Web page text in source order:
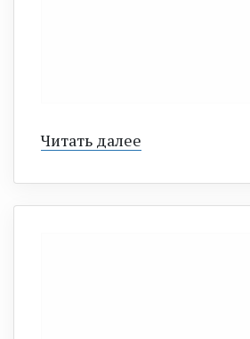
Читать далее